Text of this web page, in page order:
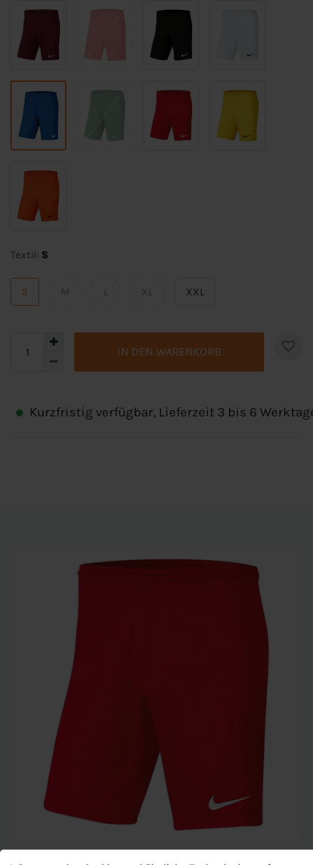
Textil: S
S M L XL XXL
IN DEN WARENKORB
Kurzfristig verfügbar, Lieferzeit 3 bis 6